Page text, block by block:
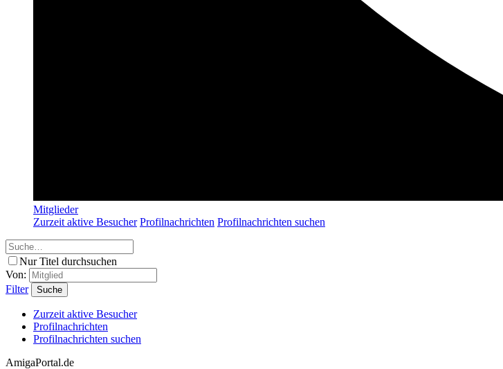
Mitglieder
Zurzeit aktive Besucher Profilnachrichten Profilnachrichten suchen
Nur Titel durchsuchen
Von:
Filter
Suche
Zurzeit aktive Besucher
Profilnachrichten
Profilnachrichten suchen
AmigaPortal.de